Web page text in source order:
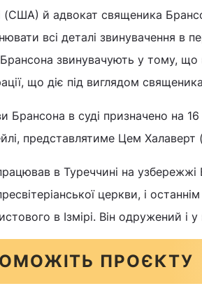
(США) й адвокат священика
всі деталі звинувачення в
звинувачують у тому, що
що діє під виглядом
Брансона в суді призначено на 16
представлятиме Цем
в Туреччині на
церкви, і
в Ізмірі. Він одружений і
ПРОЄКТУ